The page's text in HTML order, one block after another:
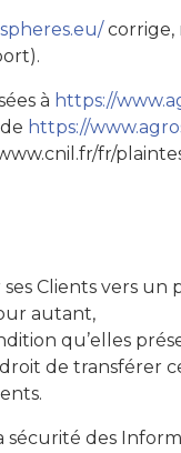
corrige,
à https://
https://
fr/
Clients vers un
autant,
qu’elles
de transférer
sécurité des